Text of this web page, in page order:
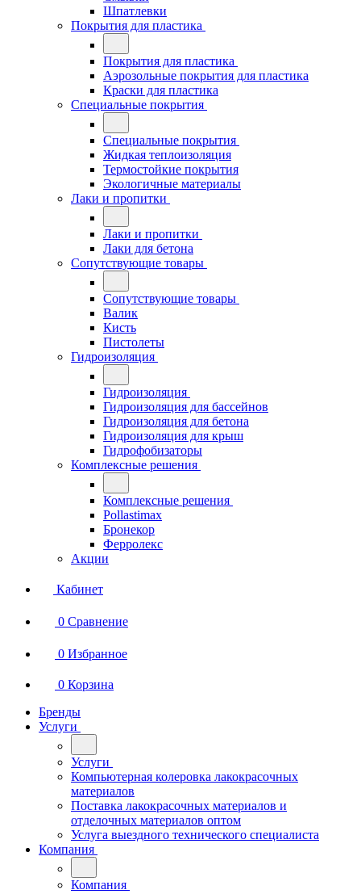
Шпатлевки
Покрытия для пластика
Покрытия для пластика
Аэрозольные покрытия для пластика
Краски для пластика
Специальные покрытия
Специальные покрытия
Жидкая теплоизоляция
Термостойкие покрытия
Экологичные материалы
Лаки и пропитки
Лаки и пропитки
Лаки для бетона
Сопутствующие товары
Сопутствующие товары
Валик
Кисть
Пистолеты
Гидроизоляция
Гидроизоляция
Гидроизоляция для бассейнов
Гидроизоляция для бетона
Гидроизоляция для крыш
Гидрофобизаторы
Комплексные решения
Комплексные решения
Pollastimax
Бронекор
Ферролекс
Акции
Кабинет
0 Сравнение
0 Избранное
0 Корзина
Бренды
Услуги
Услуги
Компьютерная колеровка лакокрасочных
материалов
Поставка лакокрасочных материалов и
отделочных материалов оптом
Услуга выездного технического специалиста
Компания
Компания